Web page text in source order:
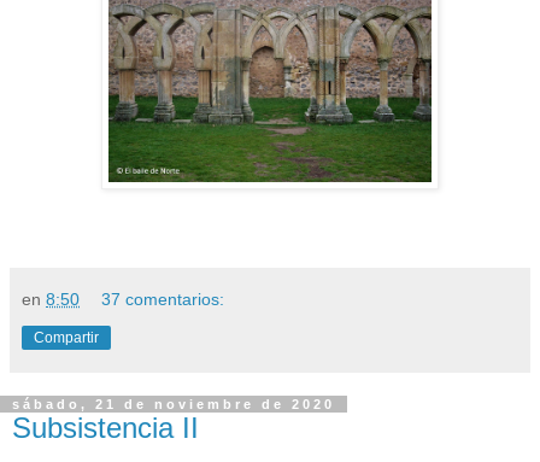
en 8:50 37 comentarios:
Compartir
sábado, 21 de noviembre de 2020
Subsistencia II